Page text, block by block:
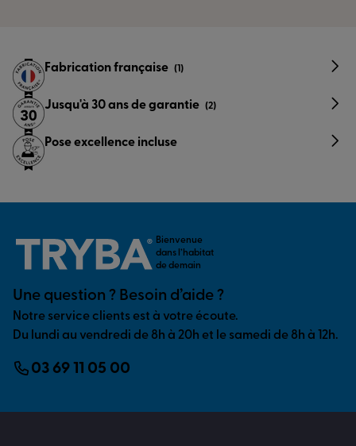
Fabrication française (1)
Jusqu'à 30 ans de garantie (2)
Pose excellence incluse
Bienvenue
dans l’habitat
de demain
Une question ? Besoin d’aide ?
Notre service clients est à votre écoute.
Du lundi au vendredi de 8h à 20h et le samedi de 8h à 12h.
03 69 11 05 00